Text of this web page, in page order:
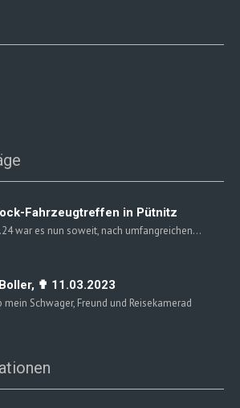
Fahrzeugtreffen in Pütnitz
war es nun soweit, nach umfangreichen…
✟ 11.03.2023
Schwager, Freund und Reisekamerad